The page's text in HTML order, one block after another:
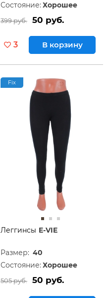
Состояние: Хорошее
399 руб. 50 руб.
3 В корзину
Fix
Леггинсы E-VIE
Размер: 40
Состояние: Хорошее
505 руб. 50 руб.